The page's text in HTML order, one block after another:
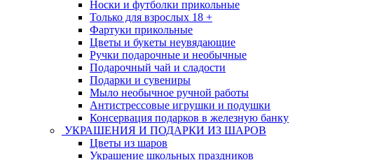
Носки и футболки прикольные
Только для взрослых 18 +
Фартуки прикольные
Цветы и букеты неувядающие
Ручки подарочные и необычные
Подарочный чай и сладости
Подарки и сувениры
Мыло необычное ручной работы
Антистрессовые игрушки и подушки
Консервация подарков в железную банку
УКРАШЕНИЯ И ПОДАРКИ ИЗ ШАРОВ
Цветы из шаров
Украшение школьных праздников